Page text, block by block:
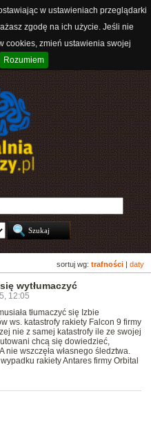
w ustawieniach przeglądarki
zgodę na ich użycie. Jeśli nie
cookies, zmień ustawienia swojej
Rozumiem
sortuj wg: trafności daty
wytłumaczyć
12:05
tłumaczyć się Izbie
ws. katastrofy rakiety Falcon 9 firmy
nie z samej katastrofy ile ze swojej
chcą się dowiedzieć,
nie wszczęła własnego śledztwa.
rakiety Antares firmy Orbital